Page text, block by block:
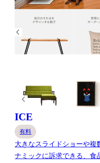
ICE
有料
大きなスライドショーや複
ナミックに訴求できる、食